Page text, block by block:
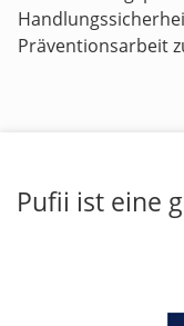
Präventionsarbeit
Pufii ist eine